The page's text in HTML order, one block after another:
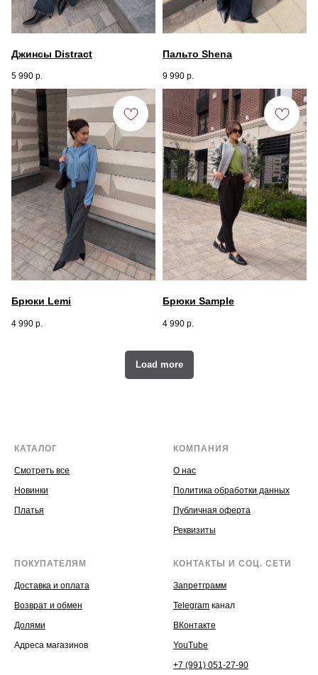
Джинсы Distract
5 990 р.
Пальто Shena
9 990 р.
Брюки Lemi
4 990 р.
Брюки Sample
4 990 р.
Load more
КАТАЛОГ
Смотреть все
Новинки
Платья
КОМПАНИЯ
О нас
Политика обработки данных
Публичная оферта
Реквизиты
ПОКУПАТЕЛЯМ
Доставка и оплата
Возврат и обмен
Долями
Адреса магазинов
КОНТАКТЫ И СОЦ. СЕТИ
Запретграмм
Telegram канал
ВКонтакте
YouTube
+7 (991) 051-27-90